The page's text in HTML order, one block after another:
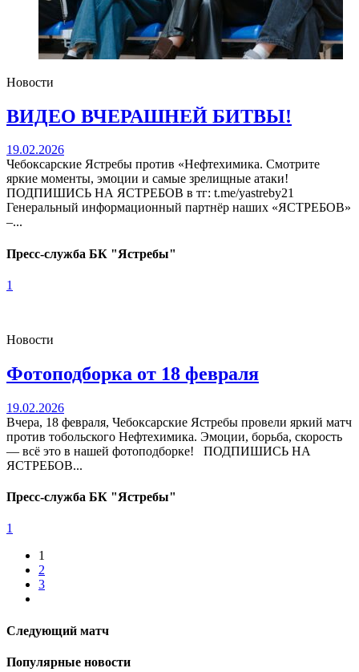
Новости
ВИДЕО ВЧЕРАШНЕЙ БИТВЫ!
19.02.2026
Чебоксарские Ястребы против «Нефтехимика. Смотрите
яркие моменты, эмоции и самые зрелищные атаки!
ПОДПИШИСЬ НА ЯСТРЕБОВ в тг: t.me/yastreby21
Генеральный информационный партнёр наших «ЯСТРЕБОВ»
–...
Пресс-служба БК "Ястребы"
1
Новости
Фотоподборка от 18 февраля
19.02.2026
Вчера, 18 февраля, Чебоксарские Ястребы провели яркий матч
против тобольского Нефтехимика. Эмоции, борьба, скорость
— всё это в нашей фотоподборке! ПОДПИШИСЬ НА
ЯСТРЕБОВ...
Пресс-служба БК "Ястребы"
1
1
2
3
Следующий матч
Популярные новости